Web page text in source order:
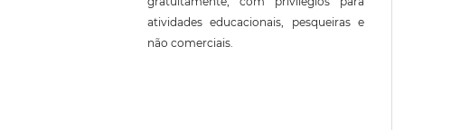
atividades educacionais, pesqueiras e
não comerciais.